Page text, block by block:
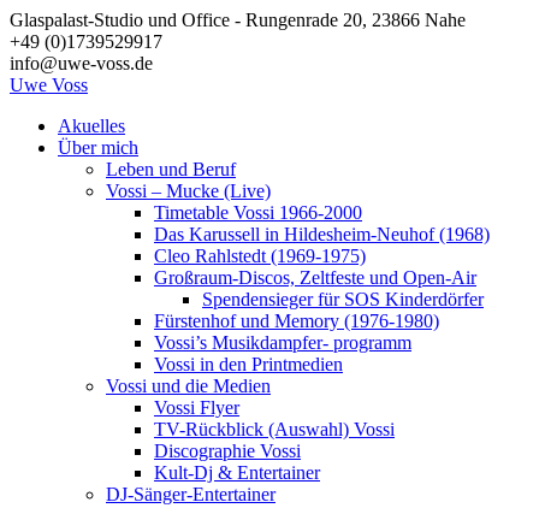
Zum
Inhalt
springen
Glaspalast-Studio und Office - Rungenrade 20, 23866 Nahe
+49 (0)1739529917
info@uwe-voss.de
Uwe Voss
Akuelles
Über mich
Leben und Beruf
Vossi – Mucke (Live)
Timetable Vossi 1966-2000
Das Karussell in Hildesheim-Neuhof (1968)
Cleo Rahlstedt (1969-1975)
Großraum-Discos, Zeltfeste und Open-Air
Spendensieger für SOS Kinderdörfer
Fürstenhof und Memory (1976-1980)
Vossi’s Musikdampfer- programm
Vossi in den Printmedien
Vossi und die Medien
Vossi Flyer
TV-Rückblick (Auswahl) Vossi
Discographie Vossi
Kult-Dj & Entertainer
DJ-Sänger-Entertainer